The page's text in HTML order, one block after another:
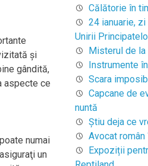
şi
gândită,
aspecte ce
numai
un
Călătorie în
24 ianuarie,
Unirii
Misterul de
Instrumente
Scara
Capcane de
nuntă
Ştiu deja ce
Avocat român
Expoziții